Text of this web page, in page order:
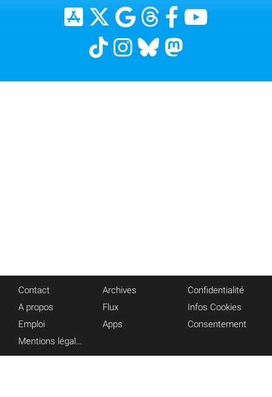
Contact
A propos
Emploi
Mentions légales
Archives
Flux
Apps
Confidentialité
Infos Cookies
Consentement